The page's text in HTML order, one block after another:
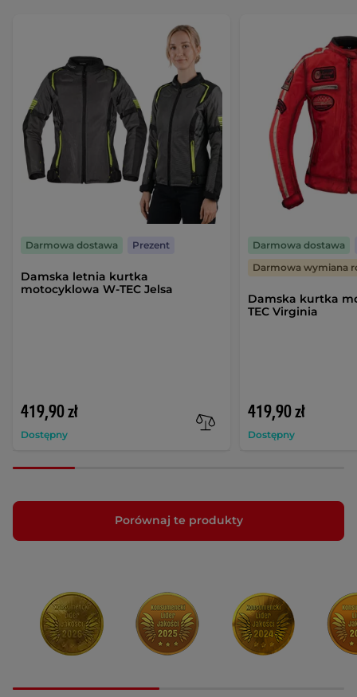
Damska letnia kurtka
motocyklowa W-TEC Jelsa
419,90 zł
Dostępny
Darmowa dostawa Prezent
Damska kurtka
TEC Virginia
419,90 zł
Dostępny
Darmowa dostawa
Darmowa wymiana
Porównaj te produkty